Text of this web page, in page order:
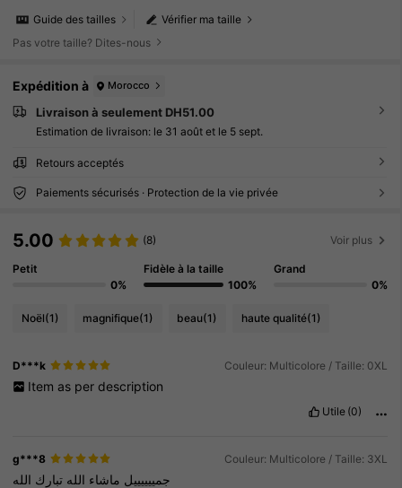
Vérifier ma taille
Guide des tailles
Pas votre taille? Dites-nous
Expédition à Morocco
Livraison à seulement DH51.00
Estimation de livraison: le 31 août et le 5 sept.
Retours acceptés
Paiements sécurisés · Protection de la vie privée
5.00 (8) Voir plus
Petit
0%
Fidèle à la taille
100%
Grand
0%
Noël(1) magnifique(1) beau(1) haute qualité(1)
D***k Couleur: Multicolore / Taille: 0XL
Item as per description
Utile (0)
g***8 Couleur: Multicolore / Taille: 3XL
جمييييييل ماشاء الله تبارك الله